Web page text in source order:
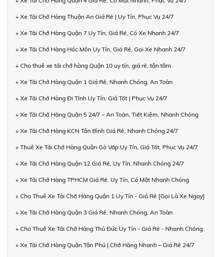
+ Xe Tải Chở Hàng Thuận An Giá Rẻ | Uy Tín, Phục Vụ 24/7
+ Xe Tải Chở Hàng Quận 7 Uy Tín, Giá Rẻ, Có Xe Nhanh 24/7
+ Xe Tải Chở Hàng Hóc Môn Uy Tín, Giá Rẻ, Gọi Xe Nhanh 24/7
+ Cho thuê xe tải chở hàng Quận 10 uy tín, giá rẻ, tận tâm
+ Xe Tải Chở Hàng Quận 1 Giá Rẻ, Nhanh Chóng, An Toàn
+ Xe Tải Chở Hàng Đi Tỉnh Uy Tín, Giá Tốt | Phục Vụ 24/7
+ Xe Tải Chở Hàng Quận 5 24/7 – An Toàn, Tiết Kiệm, Nhanh Chóng
+ Xe Tải Chở Hàng KCN Tân Bình Giá Rẻ, Nhanh Chóng 24/7
+ Thuê Xe Tải Chở Hàng Quận Gò Vấp Uy Tín, Giá Tốt, Phục Vụ 24/7
+ Xe Tải Chở Hàng Quận 12 Giá Rẻ, Uy Tín, Nhanh Chóng 24/7
+ Xe Tải Chở Hàng TPHCM Giá Rẻ, Uy Tín, Có Mặt Nhanh Chóng
+ Cho Thuê Xe Tải Chở Hàng Quận 1 Uy Tín - Giá Rẻ [Gọi Là Xe Ngay]
+ Xe Tải Chở Hàng Quận 3 Giá Rẻ, Nhanh Chóng, An Toàn
+ Cho Thuê Xe Tải Chở Hàng Thủ Đức Uy Tín - Giá Rẻ - Nhanh Chóng
+ Xe Tải Chở Hàng Quận Tân Phú | Chở Hàng Nhanh – Giá Rẻ 24/7